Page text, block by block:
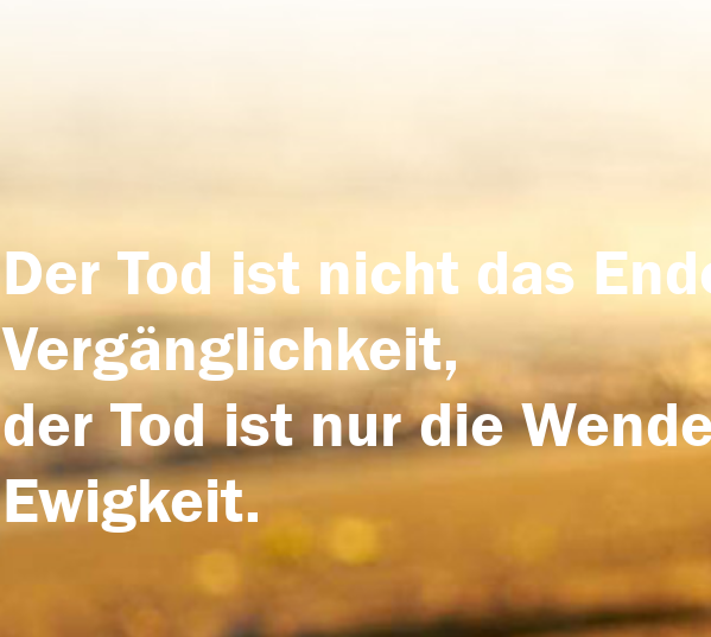
Der Tod ist nicht das
Vergänglichkeit,
der Tod ist nur die
Ewigkeit.